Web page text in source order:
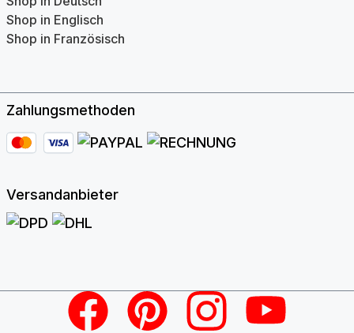
Shop in Englisch
Shop in Französisch
Zahlungsmethoden
Versandanbieter